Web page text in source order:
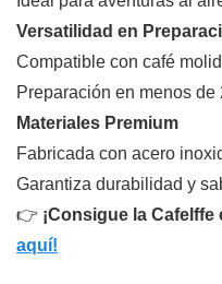
Versatilidad en
Compatible con café
Preparación en menos de
Materiales Premium
Fabricada con acero
Garantiza durabilidad y
👉 ¡Consigue la Cafelffe
aquí!